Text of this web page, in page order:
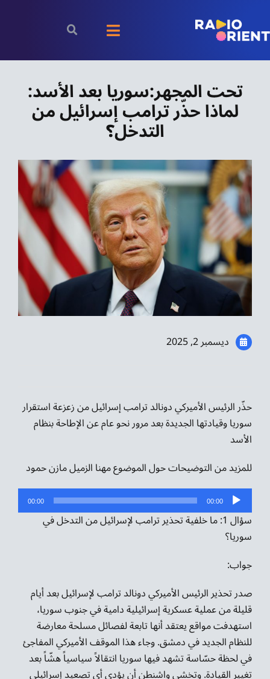
content
Toggle
Navigation
بودكاست
رياضة
اقتصاد
مقالات
موسيقى الشرق
من نحن
تحت المجهر:سوريا بعد الأسد:
لماذا حذّر ترامب إسرائيل من
التدخل؟
ديسمبر 2, 2025
حذّر الرئيس الأميركي دونالد ترامب إسرائيل من زعزعة استقرار
سوريا وقيادتها الجديدة بعد مرور نحو عام عن الإطاحة بنظام
الأسد
للمزيد من التوضيحات حول الموضوع مهنا الزميل مازن حمود
مشغل
الصوت
00:00
00:00
سؤال 1: ما خلفية تحذير ترامب لإسرائيل من التدخل في
سوريا؟
جواب:
صدر تحذير الرئيس الأميركي دونالد ترامب لإسرائيل بعد أيام
قليلة من عملية عسكرية إسرائيلية دامية في جنوب سوريا،
استهدفت مواقع يعتقد أنها تابعة لفصائل مسلحة معارضة
للنظام الجديد في دمشق. وجاء هذا الموقف الأميركي المفاجئ
في لحظة حسّاسة تشهد فيها سوريا انتقالاً سياسياً هشّاً بعد